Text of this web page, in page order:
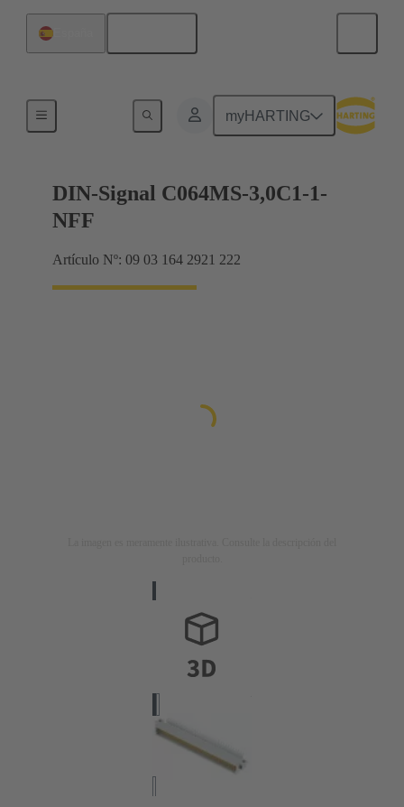
myHARTING
Terminación de placa madre a tarjeta hija
DIN-Signal C064MS-3,0C1-1-
NFF
Artículo Nº: 09 03 164 2921 222